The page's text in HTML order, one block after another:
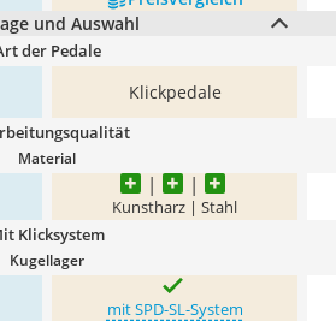
und Auswahl
der Pedale
Klickpedale
Material
Kunstharz | Stahl
Klicksystem
Kugellager
mit SPD-SL-System